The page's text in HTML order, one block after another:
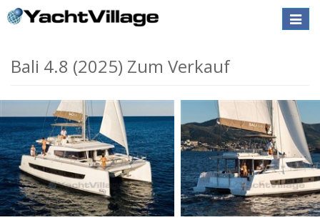
Toggle
Bali 4.8 (2025) Zum Verkauf